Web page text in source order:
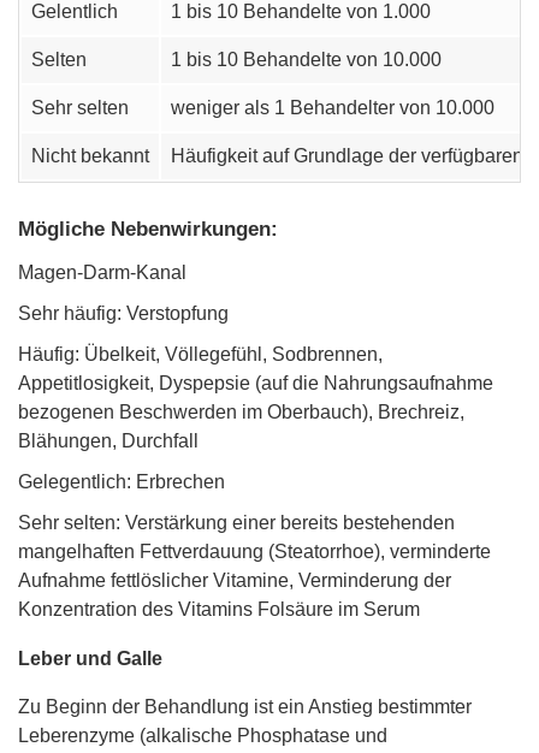
Gelentlich 1 bis 10 Behandelte von 1.000
Selten 1 bis 10 Behandelte von 10.000
Sehr selten weniger als 1 Behandelter von 10.000
Nicht bekannt Häufigkeit auf Grundlage der verfügbaren
Mögliche Nebenwirkungen:
Magen-Darm-Kanal
Sehr häufig: Verstopfung
Häufig: Übelkeit, Völlegefühl, Sodbrennen,
Appetitlosigkeit, Dyspepsie (auf die Nahrungsaufnahme
bezogenen Beschwerden im Oberbauch), Brechreiz,
Blähungen, Durchfall
Gelegentlich: Erbrechen
Sehr selten: Verstärkung einer bereits bestehenden
mangelhaften Fettverdauung (Steatorrhoe), verminderte
Aufnahme fettlöslicher Vitamine, Verminderung der
Konzentration des Vitamins Folsäure im Serum
Leber und Galle
Zu Beginn der Behandlung ist ein Anstieg bestimmter
Leberenzyme (alkalische Phosphatase und